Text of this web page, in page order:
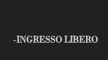
-INGRESSO LIBERO